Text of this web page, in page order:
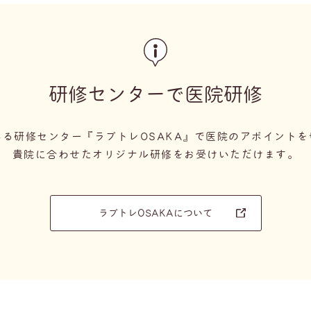
研修センターで医院研修
研修センター『ラプトレOSAKA』で医院のアポイント
貴院に合わせたオリジナル研修をお受けいただけます。
ラプトレOSAKAについて